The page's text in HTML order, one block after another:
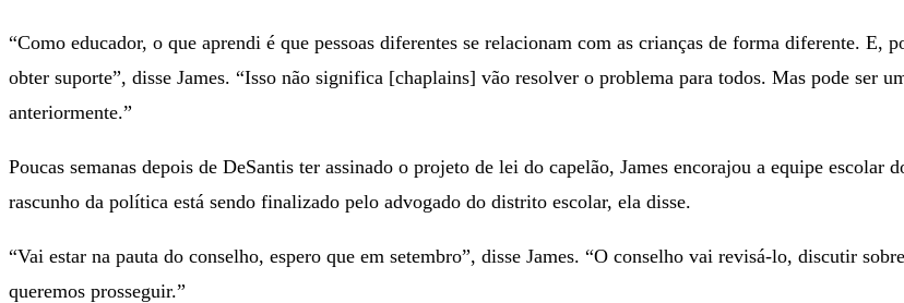
“Como educador, o que aprendi é que pessoas diferentes se relacionam com as crianças de forma diferente. E,
obter suporte”, disse James. “Isso não significa [chaplains] vão resolver o problema para todos. Mas pode ser
anteriormente.”
Poucas semanas depois de DeSantis ter assinado o projeto de lei do capelão, James encorajou a equipe
rascunho da política está sendo finalizado pelo advogado do distrito escolar, ela disse.
“Vai estar na pauta do conselho, espero que em setembro”, disse James. “O conselho vai revisá-lo, discutir
queremos prosseguir.”